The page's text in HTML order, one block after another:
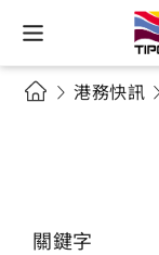
港務快訊
關鍵字